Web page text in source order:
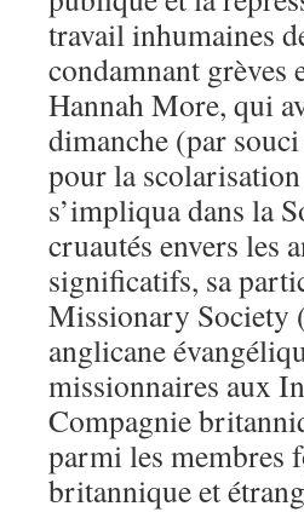
travail inhumaines
condamnant grèves
Hannah More, qui
dimanche (par
pour la
s’impliqua dans la
cruautés envers les
significatifs, sa
Missionary Society
anglicane
missionnaires aux
Compagnie
parmi les membres
britannique et